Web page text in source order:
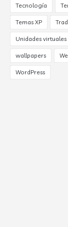
Tecnología
Temas XP
Unidades virtuales
wallpapers
WordPress